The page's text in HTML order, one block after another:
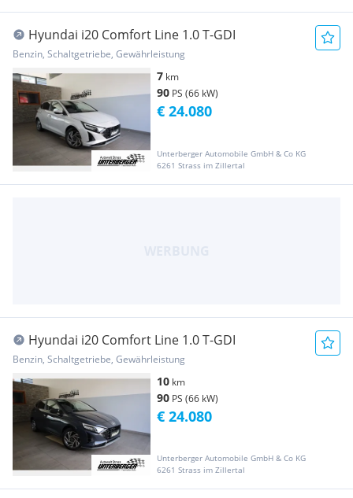
Hyundai i20 Comfort Line 1.0 T-GDI
Benzin, Schaltgetriebe, Gewährleistung
7 km
90 PS (66 kW)
Unterberger Automobile GmbH & Co KG
6261 Strass im Zillertal
€ 24.080
Hyundai i20 Comfort Line 1.0 T-GDI
Benzin, Schaltgetriebe, Gewährleistung
10 km
90 PS (66 kW)
Unterberger Automobile GmbH & Co KG
6261 Strass im Zillertal
€ 24.080